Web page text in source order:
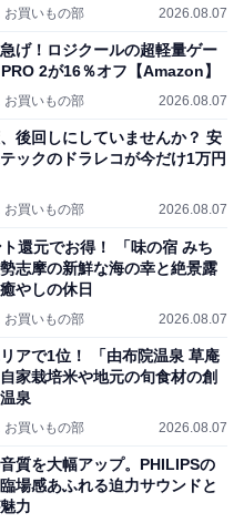
お買いもの部 2026.08.07
げ！ロジクールの超軽量ゲー
2が16％オフ【Amazon】
お買いもの部 2026.08.07
後回しにしていませんか？ 安
ックのドラレコが今だけ1万円
お買いもの部 2026.08.07
還元でお得！ 「味の宿 みち
志摩の新鮮な海の幸と絶景露
やしの休日
お買いもの部 2026.08.07
アで1位！ 「由布院温泉 草庵
家栽培米や地元の旬食材の創
泉
お買いもの部 2026.08.07
質を大幅アップ。PHILIPSの
場感あふれる迫力サウンドと
力